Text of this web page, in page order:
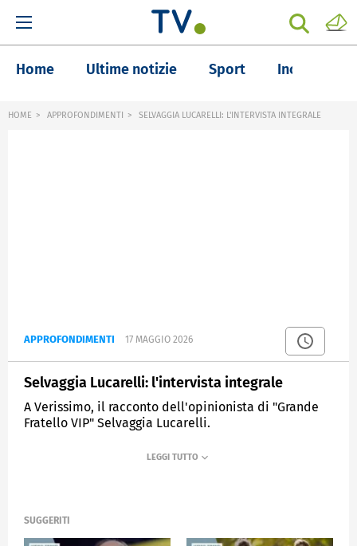
Home Ultime notizie Sport Inchieste
HOME APPROFONDIMENTI SELVAGGIA LUCARELLI: L'INTERVISTA INTEGRALE
APPROFONDIMENTI 17 MAGGIO 2026
Selvaggia Lucarelli: l'intervista integrale
A Verissimo, il racconto dell'opinionista di "Grande
Fratello VIP" Selvaggia Lucarelli.
VERISSIMO
SUGGERITI